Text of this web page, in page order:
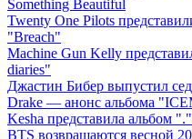
Something Beautiful
Twenty One Pilots
"Breach"
Machine Gun Kelly
diaries"
Джастин Бибер выпустил
Drake — анонс альбома
Kesha представила альбом
BTS возвращаются весной